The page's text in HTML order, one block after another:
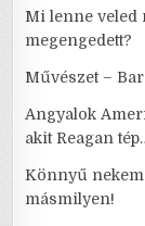
Mi lenne veled
megengedett?
Művészet –
Angyalok
akit Reagan
Könnyű
másmilyen!